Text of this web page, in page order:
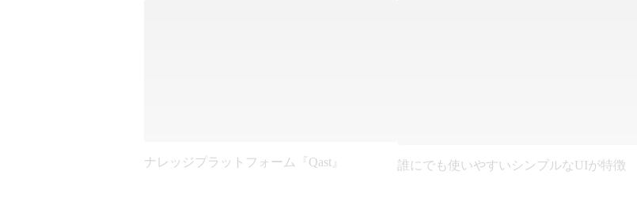
ナレッジプラットフォーム『Qast』 誰にでも使いやすいシンプルなUIが特徴